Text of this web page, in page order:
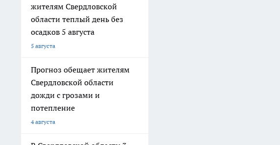
жителям Свердловской
области теплый день без
осадков 5 августа
5 августа
Прогноз обещает жителям
Свердловской области
дожди с грозами и
потепление
4 августа